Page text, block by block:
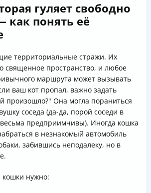
гуляет свободно
как понять её
территориальные стражи. Их
священное пространство, и любое
маршрута может вызывать
ваш кот пропал, важно задать
произошло?" Она могла пораниться
соседа (да-да, порой соседи в
предприимчивы). Иногда кошка
в незнакомый автомобиль
забившись неподалеку, но в
кошки нужно: